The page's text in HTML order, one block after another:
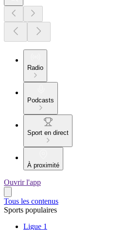
Radio
Podcasts
Sport en direct
À proximité
Ouvrir l'app
Tous les contenus
Sports populaires
Ligue 1